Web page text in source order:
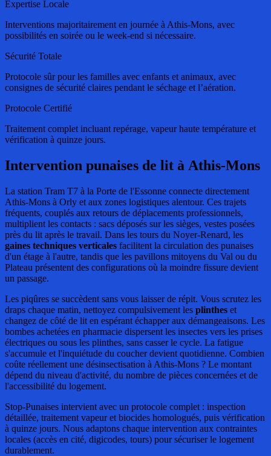
Expertise Locale
Interventions majoritairement en journée à Athis-Mons, avec
possibilités en soirée ou le week-end si nécessaire.
Sécurité Totale
Protocole sûr pour les familles avec enfants et animaux, avec
consignes de sécurité claires pendant le séchage et l’aération.
Protocole Certifié
Traitement complet incluant repérage, vapeur haute température et
vérification à quinze jours.
Intervention punaises de lit à Athis-Mons
La station Tram T7 à la Porte de l'Essonne connecte directement
Athis-Mons à Orly et aux zones logistiques alentour. Ces trajets
fréquents, couplés aux retours de déplacements professionnels,
multiplient les contacts : sacs déposés sur les sièges, vestes posées
près du lit après le travail. Dans les tours du Noyer-Renard, les
gaines techniques verticales facilitent la circulation des punaises
d'un étage à l'autre, tandis que les pavillons mitoyens du Val ou du
Plateau présentent des configurations où la moindre fissure devient
un passage.
Les piqûres se succèdent sans vous laisser de répit. Vous scrutez les
draps chaque matin, nettoyez compulsivement les plinthes et
changez de côté de lit en espérant échapper aux démangeaisons. Les
bombes achetées en pharmacie dispersent les insectes vers les prises
électriques ou sous les plinthes, sans casser le cycle. La fatigue
s'accumule et l'inquiétude du coucher devient quotidienne. Combien
coûte réellement une désinsectisation à Athis-Mons ? Le montant
dépend du niveau d'activité, du nombre de pièces concernées et de
l'accessibilité du logement.
Stop-Punaises intervient avec un protocole complet : inspection
détaillée, traitement vapeur et biocides homologués, puis vérification
à quinze jours. Nous adaptons chaque intervention aux contraintes
locales (accès en cité, digicodes, tours) pour sécuriser le logement
durablement.